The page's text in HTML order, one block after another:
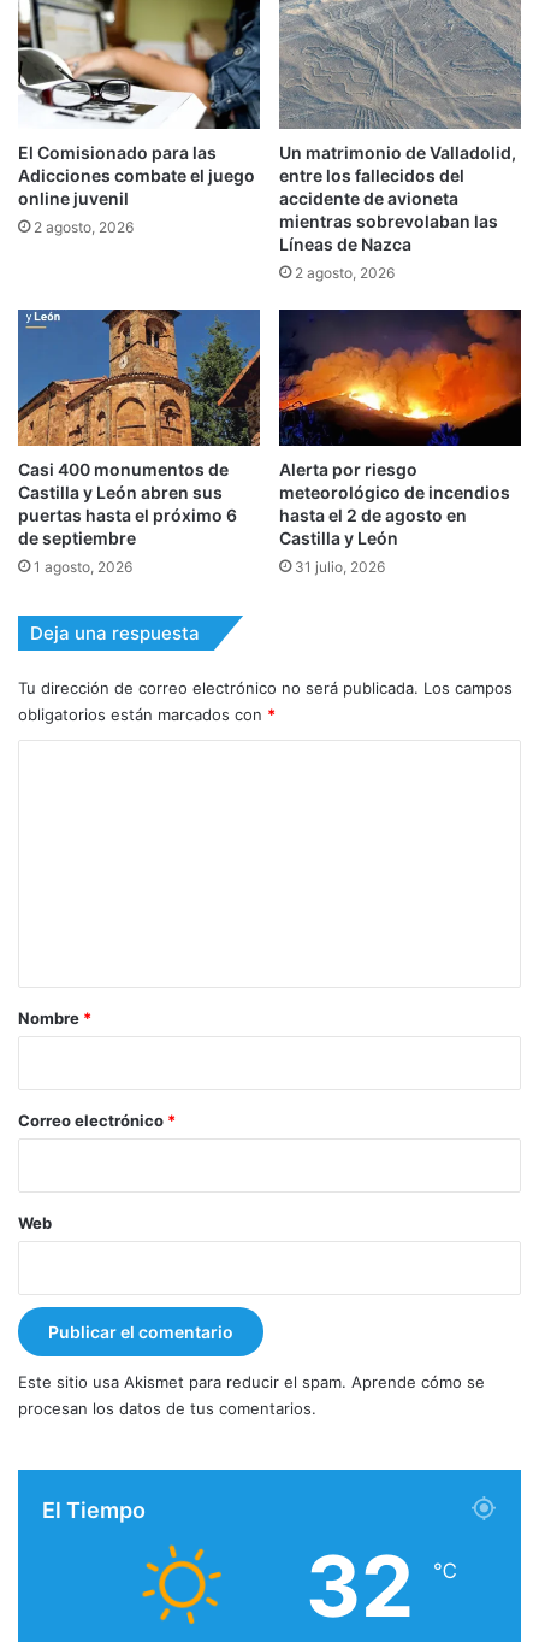
El Comisionado para las
Adicciones combate el juego
online juvenil
2 agosto, 2026
Un matrimonio de Valladolid,
entre los fallecidos del
accidente de avioneta
mientras sobrevolaban las
Líneas de Nazca
2 agosto, 2026
Casi 400 monumentos de
Castilla y León abren sus
puertas hasta el próximo 6
de septiembre
1 agosto, 2026
Alerta por riesgo
meteorológico de incendios
hasta el 2 de agosto en
Castilla y León
31 julio, 2026
Deja una respuesta
Tu dirección de correo electrónico no será publicada. Los campos
obligatorios están marcados con *
r
*
Nombre *
Correo electrónico *
Web
Este sitio usa Akismet para reducir el spam. Aprende cómo se
procesan los datos de tus comentarios.
El Tiempo
32 ℃